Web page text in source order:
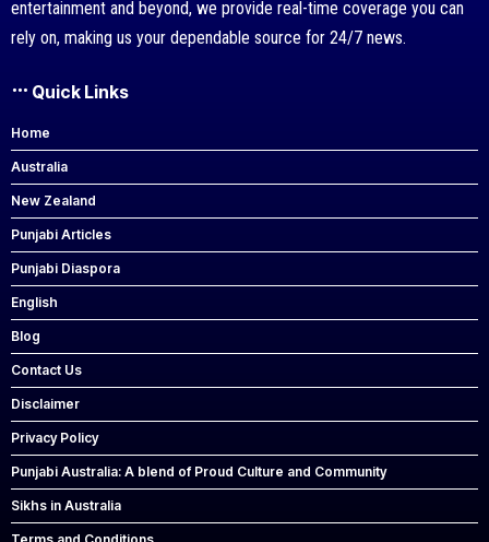
entertainment and beyond, we provide real-time coverage you can
rely on, making us your dependable source for 24/7 news.
Quick Links
Home
Australia
New Zealand
Punjabi Articles
Punjabi Diaspora
English
Blog
Contact Us
Disclaimer
Privacy Policy
Punjabi Australia: A blend of Proud Culture and Community
Sikhs in Australia
Terms and Conditions